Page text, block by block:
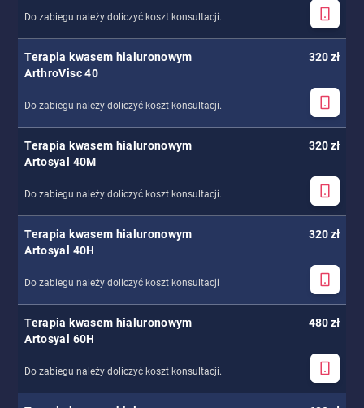
Do zabiegu należy doliczyć koszt konsultacji.
Terapia kwasem hialuronowym
ArthroVisc 40
Do zabiegu należy doliczyć koszt konsultacji.
320 zł
Terapia kwasem hialuronowym
Artosyal 40M
Do zabiegu należy doliczyć koszt konsultacji.
320 zł
Terapia kwasem hialuronowym
Artosyal 40H
Do zabiegu należy doliczyć koszt konsultacji
320 zł
Terapia kwasem hialuronowym
Artosyal 60H
Do zabiegu należy doliczyć koszt konsultacji.
480 zł